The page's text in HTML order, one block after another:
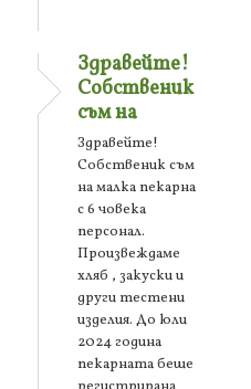
Здравейте!
Собственик
съм на
Здравейте!
Собственик съм
на малка пекарна
с 6 човека
персонал.
Произвеждаме
хляб , закуски и
други тестени
изделия. До юли
2024 година
пекарната беше